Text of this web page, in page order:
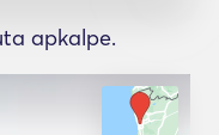
apkalpe.